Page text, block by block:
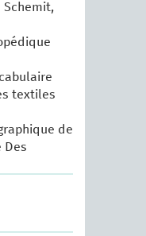
Schemit,
textiles
de
Des